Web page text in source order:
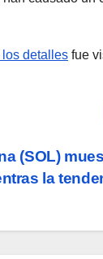
detalles fue
(SOL)
la